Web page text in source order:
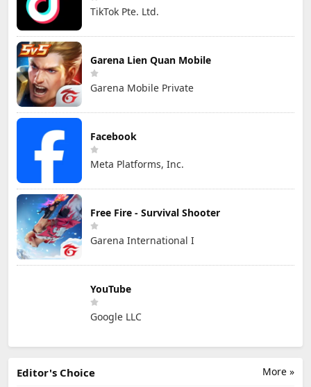
TikTok Pte. Ltd.
Garena Lien Quan Mobile
Garena Mobile Private
Facebook
Meta Platforms, Inc.
Free Fire - Survival Shooter
Garena International I
YouTube
Google LLC
More »
Editor's Choice